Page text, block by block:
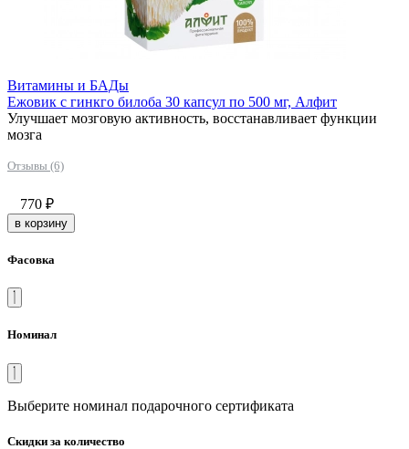
Витамины и БАДы
Ежовик с гинкго билоба 30 капсул по 500 мг, Алфит
Улучшает мозговую активность, восстанавливает функции
мозга
Отзывы (6)
770 ₽
в корзину
Фасовка
Номинал
Выберите номинал подарочного сертификата
Скидки за количество